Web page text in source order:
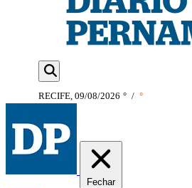
RECIFE, 09/08/2026 ° / °
Fechar